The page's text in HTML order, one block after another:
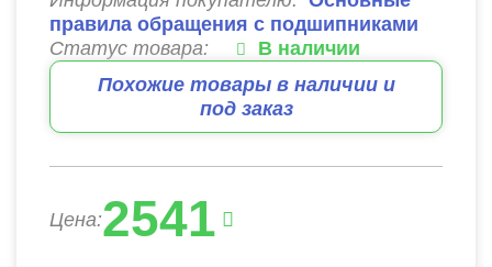
правила обращения с подшипниками
Статус товара:
В наличии
Похожие товары в наличии и
под заказ
Цена:2541